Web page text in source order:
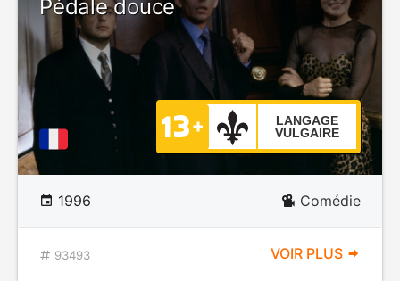
Pédale douce
LANGAGE
VULGAIRE
1996 Comédie
93493 VOIR PLUS